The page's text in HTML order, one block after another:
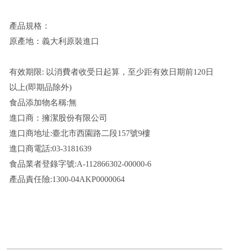
產品規格：
原產地：義大利原裝進口
有效期限: 以消費者收受日起算，至少距有效日期前120日
以上(即期品除外)
食品添加物名稱:無
進口商：擁潔股份有限公司
進口商地址:臺北市西園路二段157號9樓
進口商電話:03-3181639
食品業者登錄字號:A-112866302-00000-6
產品責任險:1300-04AKP0000064